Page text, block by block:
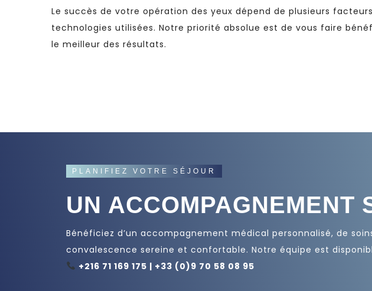
Le succès de votre opération des yeux dépend de plusieurs
technologies utilisées. Notre priorité absolue est de vous faire
le meilleur des résultats.
PLANIFIEZ VOTRE SÉJOUR
UN ACCOMPAGNEMENT
Bénéficiez d’un accompagnement médical personnalisé, de
convalescence sereine et confortable. Notre équipe est
+216 71 169 175 | +33 (0)9 70 58 08 95